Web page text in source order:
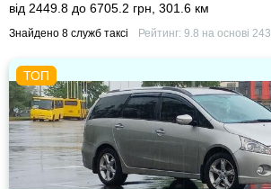
від 2449.8 до 6705.2 грн 301.6 км
Знайдено 8 служб таксі Рейтинг: 9.8 на основі 243